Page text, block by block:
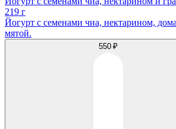
219 г
Йогурт с семенами чиа, нектарином,
мятой.
550 ₽